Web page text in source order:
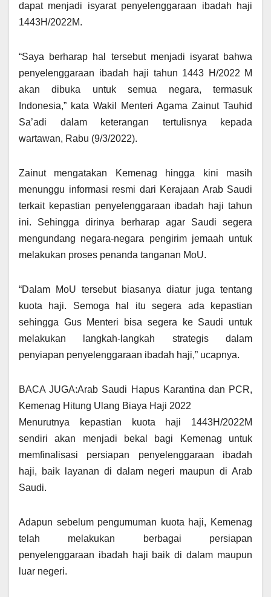
dapat menjadi isyarat penyelenggaraan ibadah haji
1443H/2022M.
“Saya berharap hal tersebut menjadi isyarat bahwa
penyelenggaraan ibadah haji tahun 1443 H/2022 M
akan dibuka untuk semua negara, termasuk
Indonesia,” kata Wakil Menteri Agama Zainut Tauhid
Sa’adi dalam keterangan tertulisnya kepada
wartawan, Rabu (9/3/2022).
Zainut mengatakan Kemenag hingga kini masih
menunggu informasi resmi dari Kerajaan Arab Saudi
terkait kepastian penyelenggaraan ibadah haji tahun
ini. Sehingga dirinya berharap agar Saudi segera
mengundang negara-negara pengirim jemaah untuk
melakukan proses penanda tanganan MoU.
“Dalam MoU tersebut biasanya diatur juga tentang
kuota haji. Semoga hal itu segera ada kepastian
sehingga Gus Menteri bisa segera ke Saudi untuk
melakukan langkah-langkah strategis dalam
penyiapan penyelenggaraan ibadah haji,” ucapnya.
BACA JUGA:Arab Saudi Hapus Karantina dan PCR,
Kemenag Hitung Ulang Biaya Haji 2022
Menurutnya kepastian kuota haji 1443H/2022M
sendiri akan menjadi bekal bagi Kemenag untuk
memfinalisasi persiapan penyelenggaraan ibadah
haji, baik layanan di dalam negeri maupun di Arab
Saudi.
Adapun sebelum pengumuman kuota haji, Kemenag
telah melakukan berbagai persiapan
penyelenggaraan ibadah haji baik di dalam maupun
luar negeri.